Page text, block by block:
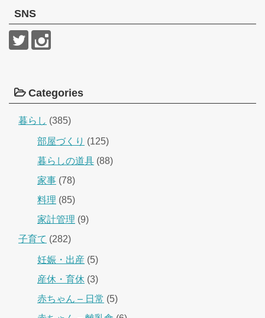
SNS
Categories
暮らし (385)
部屋づくり (125)
暮らしの道具 (88)
家事 (78)
料理 (85)
家計管理 (9)
子育て (282)
妊娠・出産 (5)
産休・育休 (3)
赤ちゃん – 日常 (5)